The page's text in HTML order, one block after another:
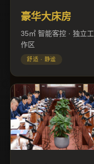
豪华大床房
35㎡ 智能客控 · 独立工
作区
舒适 · 静谧